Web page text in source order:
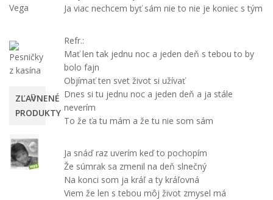
Vega
ZĽAVNENÉ
PRODUKTY
Bonus
4,00 €
-50%
Ja viac nechcem byť sám nie to nie je koniec s tým
Refr.:
Mať len tak jednu noc a jeden deň s tebou to by
bolo fajn
Objímať ten svet život si užívať
Dnes si tu jednu noc a jeden deň a ja stále
neverím
To že ťa tu mám a že tu nie som sám
Ja snáď raz uverím keď to pochopím
Že súmrak sa zmenil na deň slnečný
Na konci som ja kráľ a ty kráľovná
Viem že len s tebou môj život zmysel má